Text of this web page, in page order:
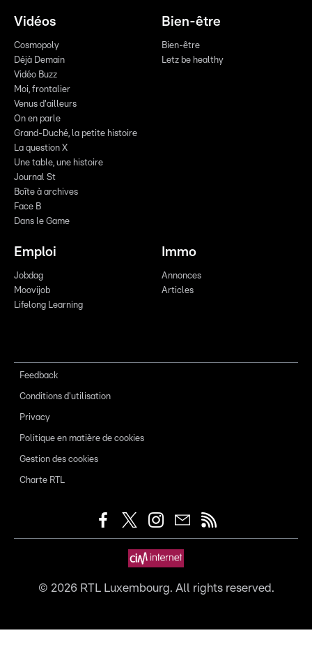
Vidéos
Cosmopoly
Déjà Demain
Vidéo Buzz
Moi, frontalier
Venus d'ailleurs
On en parle
Grand-Duché, la petite histoire
La question X
Une table, une histoire
Journal St
Boîte à archives
Face B
Dans le Game
Bien-être
Bien-être
Letz be healthy
Emploi
Jobdag
Moovijob
Lifelong Learning
Immo
Annonces
Articles
Feedback
Conditions d'utilisation
Privacy
Politique en matière de cookies
Gestion des cookies
Charte RTL
© 2026RTL Luxembourg. All rights reserved.